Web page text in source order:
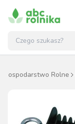
Gospodarstwo Rolne